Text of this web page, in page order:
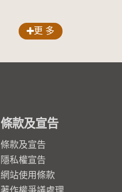
更 多
條款及宣告
條款及宣告
隱私權宣告
網站使用條款